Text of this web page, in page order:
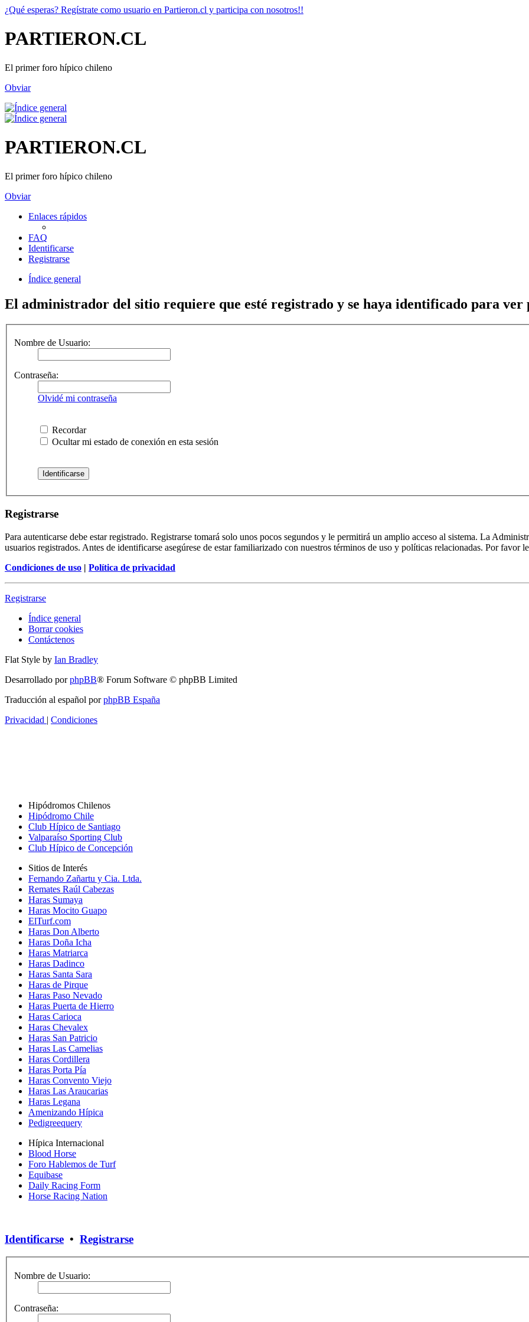
¿Qué esperas? Regístrate como usuario en Partieron.cl y participa con nosotros!!
PARTIERON.CL
El primer foro hípico chileno
Obviar
PARTIERON.CL
El primer foro hípico chileno
Obviar
Enlaces rápidos
FAQ
Identificarse
Registrarse
Índice general
El administrador del sitio requiere que esté registrado y se haya identificado para ver
Nombre de Usuario:
Contraseña:
Olvidé mi contraseña
Recordar
Ocultar mi estado de conexión en esta sesión
Registrarse
Para autenticarse debe estar registrado. Registrarse tomará solo unos pocos segundos y le permitirá un amplio acceso al sistema. La
usuarios registrados. Antes de identificarse asegúrese de estar familiarizado con nuestros términos de uso y políticas relacionadas. Por favor
Condiciones de uso | Política de privacidad
Registrarse
Índice general
Borrar cookies
Contáctenos
Flat Style by Ian Bradley
Desarrollado porphpBB® Forum Software © phpBB Limited
Traducción al español porphpBB España
Privacidad | Condiciones
Hipódromos Chilenos
Hipódromo Chile
Club Hípico de Santiago
Valparaíso Sporting Club
Club Hípico de Concepción
Sitios de Interés
Fernando Zañartu y Cia. Ltda.
Remates Raúl Cabezas
Haras Sumaya
Haras Mocito Guapo
ElTurf.com
Haras Don Alberto
Haras Doña Icha
Haras Matriarca
Haras Dadinco
Haras Santa Sara
Haras de Pirque
Haras Paso Nevado
Haras Puerta de Hierro
Haras Carioca
Haras Chevalex
Haras San Patricio
Haras Las Camelias
Haras Cordillera
Haras Porta Pía
Haras Convento Viejo
Haras Las Araucarias
Haras Legana
Amenizando Hípica
Pedigreequery
Hípica Internacional
Blood Horse
Foro Hablemos de Turf
Equibase
Daily Racing Form
Horse Racing Nation
Identificarse • Registrarse
Nombre de Usuario:
Contraseña: